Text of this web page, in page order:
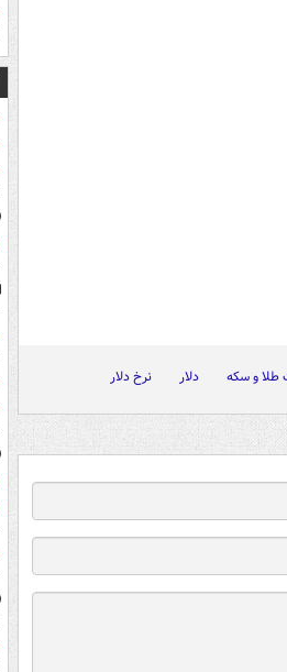
طلا و سکه دلار نرخ دلار